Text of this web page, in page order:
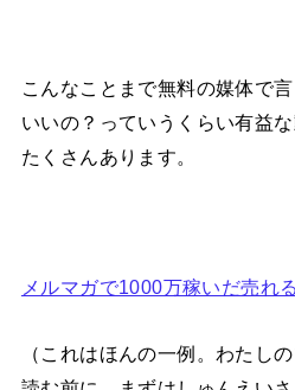
こんなことまで無料の媒体で
いいの？っていうくらい有益
たくさんあります。
メルマガで1000万稼いだ売れ
（これはほんの一例。わたし